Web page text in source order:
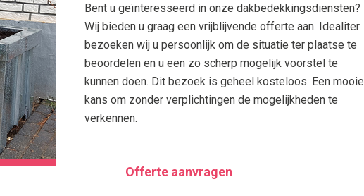
Bent u geïnteresseerd in onze dakbedekkingsdiensten?
Wij bieden u graag een vrijblijvende offerte aan. Idealiter
bezoeken wij u persoonlijk om de situatie ter plaatse te
beoordelen en u een zo scherp mogelijk voorstel te
kunnen doen. Dit bezoek is geheel kosteloos. Een mooie
kans om zonder verplichtingen de mogelijkheden te
verkennen.
Offerte aanvragen